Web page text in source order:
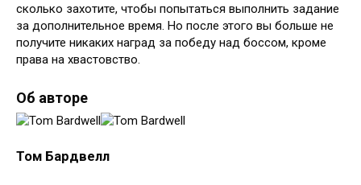
сколько захотите, чтобы попытаться выполнить задание
за дополнительное время. Но после этого вы больше не
получите никаких наград за победу над боссом, кроме
права на хвастовство.
Об авторе
Том Бардвелл